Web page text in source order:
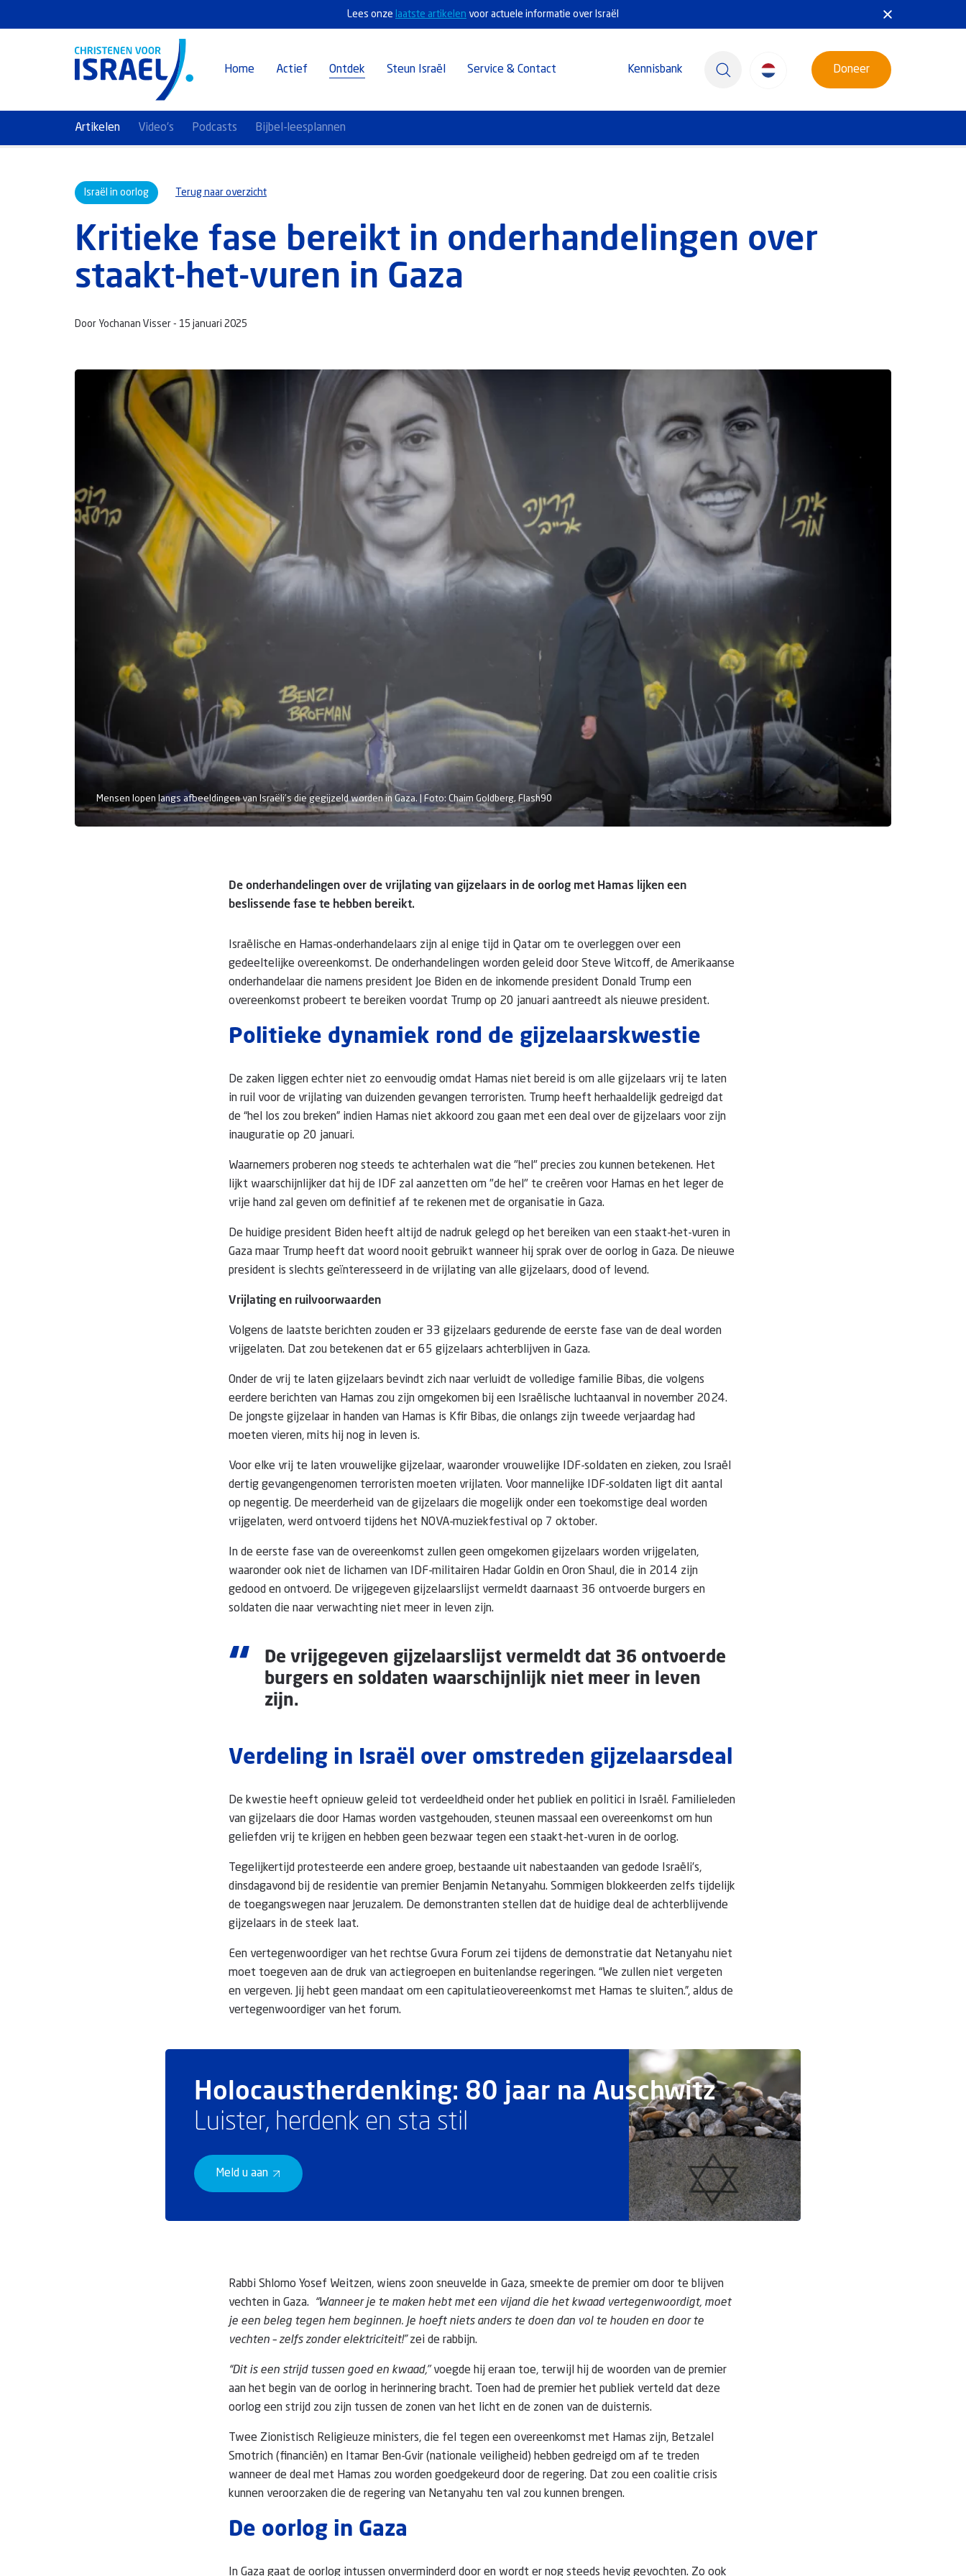
Lees onze laatste artikelen voor actuele informatie over Israël
Home Actief Ontdek Steun Israël Service & Contact Kennisbank Doneer
Artikelen Video's Podcasts Bijbel-leesplannen
Israël in oorlog Terug naar overzicht
Kritieke fase bereikt in onderhandelingen over
staakt-het-vuren in Gaza
Door Yochanan Visser - 15 januari 2025
Mensen lopen langs afbeeldingen van Israëli's die gegijzeld worden in Gaza. | Foto: Chaim Goldberg, Flash90
De onderhandelingen over de vrijlating van gijzelaars in de oorlog met Hamas lijken een
beslissende fase te hebben bereikt.
Israëlische en Hamas-onderhandelaars zijn al enige tijd in Qatar om te overleggen over een
gedeeltelijke overeenkomst. De onderhandelingen worden geleid door Steve Witcoff, de Amerikaanse
onderhandelaar die namens president Joe Biden en de inkomende president Donald Trump een
overeenkomst probeert te bereiken voordat Trump op 20 januari aantreedt als nieuwe president.
Politieke dynamiek rond de gijzelaarskwestie
De zaken liggen echter niet zo eenvoudig omdat Hamas niet bereid is om alle gijzelaars vrij te laten
in ruil voor de vrijlating van duizenden gevangen terroristen. Trump heeft herhaaldelijk gedreigd dat
de “hel los zou breken” indien Hamas niet akkoord zou gaan met een deal over de gijzelaars voor zijn
inauguratie op 20 januari.
Waarnemers proberen nog steeds te achterhalen wat die "hel" precies zou kunnen betekenen. Het
lijkt waarschijnlijker dat hij de IDF zal aanzetten om "de hel" te creëren voor Hamas en het leger de
vrije hand zal geven om definitief af te rekenen met de organisatie in Gaza.
De huidige president Biden heeft altijd de nadruk gelegd op het bereiken van een staakt-het-vuren in
Gaza maar Trump heeft dat woord nooit gebruikt wanneer hij sprak over de oorlog in Gaza. De nieuwe
president is slechts geïnteresseerd in de vrijlating van alle gijzelaars, dood of levend.
Vrijlating en ruilvoorwaarden
Volgens de laatste berichten zouden er 33 gijzelaars gedurende de eerste fase van de deal worden
vrijgelaten. Dat zou betekenen dat er 65 gijzelaars achterblijven in Gaza.
Onder de vrij te laten gijzelaars bevindt zich naar verluidt de volledige familie Bibas, die volgens
eerdere berichten van Hamas zou zijn omgekomen bij een Israëlische luchtaanval in november 2024.
De jongste gijzelaar in handen van Hamas is Kfir Bibas, die onlangs zijn tweede verjaardag had
moeten vieren, mits hij nog in leven is.
Voor elke vrij te laten vrouwelijke gijzelaar, waaronder vrouwelijke IDF-soldaten en zieken, zou Israël
dertig gevangengenomen terroristen moeten vrijlaten. Voor mannelijke IDF-soldaten ligt dit aantal
op negentig. De meerderheid van de gijzelaars die mogelijk onder een toekomstige deal worden
vrijgelaten, werd ontvoerd tijdens het NOVA-muziekfestival op 7 oktober.
In de eerste fase van de overeenkomst zullen geen omgekomen gijzelaars worden vrijgelaten,
waaronder ook niet de lichamen van IDF-militairen Hadar Goldin en Oron Shaul, die in 2014 zijn
gedood en ontvoerd. De vrijgegeven gijzelaarslijst vermeldt daarnaast 36 ontvoerde burgers en
soldaten die naar verwachting niet meer in leven zijn.
“
De vrijgegeven gijzelaarslijst vermeldt dat 36 ontvoerde
burgers en soldaten waarschijnlijk niet meer in leven
zijn.
Verdeling in Israël over omstreden gijzelaarsdeal
De kwestie heeft opnieuw geleid tot verdeeldheid onder het publiek en politici in Israël. Familieleden
van gijzelaars die door Hamas worden vastgehouden, steunen massaal een overeenkomst om hun
geliefden vrij te krijgen en hebben geen bezwaar tegen een staakt-het-vuren in de oorlog.
Tegelijkertijd protesteerde een andere groep, bestaande uit nabestaanden van gedode Israëli’s,
dinsdagavond bij de residentie van premier Benjamin Netanyahu. Sommigen blokkeerden zelfs tijdelijk
de toegangswegen naar Jeruzalem. De demonstranten stellen dat de huidige deal de achterblijvende
gijzelaars in de steek laat.
Een vertegenwoordiger van het rechtse Gvura Forum zei tijdens de demonstratie dat Netanyahu niet
moet toegeven aan de druk van actiegroepen en buitenlandse regeringen. “We zullen niet vergeten
en vergeven. Jij hebt geen mandaat om een capitulatieovereenkomst met Hamas te sluiten.”, aldus de
vertegenwoordiger van het forum.
Holocaustherdenking: 80 jaar na Auschwitz
Luister, herdenk en sta stil
Meld u aan
Rabbi Shlomo Yosef Weitzen, wiens zoon sneuvelde in Gaza, smeekte de premier om door te blijven
vechten in Gaza. “Wanneer je te maken hebt met een vijand die het kwaad vertegenwoordigt, moet
je een beleg tegen hem beginnen. Je hoeft niets anders te doen dan vol te houden en door te
vechten – zelfs zonder elektriciteit!”zei de rabbijn.
“Dit is een strijd tussen goed en kwaad,"voegde hij eraan toe, terwijl hij de woorden van de premier
aan het begin van de oorlog in herinnering bracht. Toen had de premier het publiek verteld dat deze
oorlog een strijd zou zijn tussen de zonen van het licht en de zonen van de duisternis.
Twee Zionistisch Religieuze ministers, die fel tegen een overeenkomst met Hamas zijn, Betzalel
Smotrich (financiën) en Itamar Ben-Gvir (nationale veiligheid) hebben gedreigd om af te treden
wanneer de deal met Hamas zou worden goedgekeurd door de regering. Dat zou een coalitie crisis
kunnen veroorzaken die de regering van Netanyahu ten val zou kunnen brengen.
De oorlog in Gaza
In Gaza gaat de oorlog intussen onverminderd door en wordt er nog steeds hevig gevochten. Zo ook